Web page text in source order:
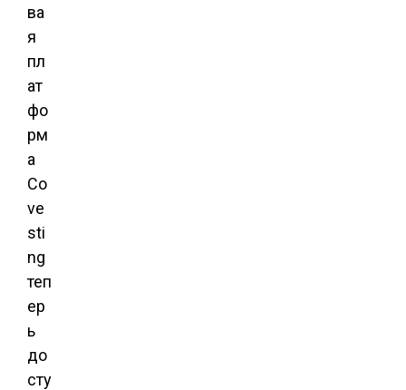
ва
я
пл
ат
фо
рм
а
Co
ve
sti
ng
теп
ер
ь
до
сту